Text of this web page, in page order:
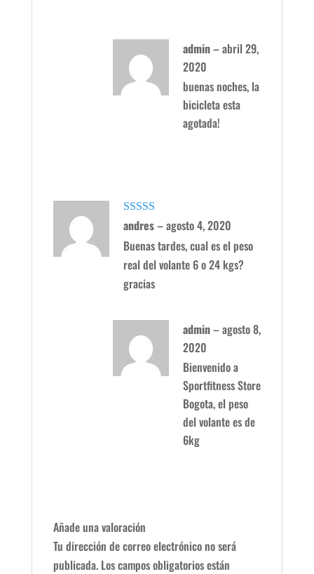
admin–abril 29,
2020
buenas noches, la
bicicleta esta
agotada!
Valorado
con4de 5
andres–agosto 4, 2020
Buenas tardes, cual es el peso
real del volante 6 o 24 kgs?
gracias
admin–agosto 8,
2020
Bienvenido a
Sportfitness Store
Bogota, el peso
del volante es de
6kg
Añade una valoración
Tu dirección de correo electrónico no será
publicada. Los campos obligatorios están